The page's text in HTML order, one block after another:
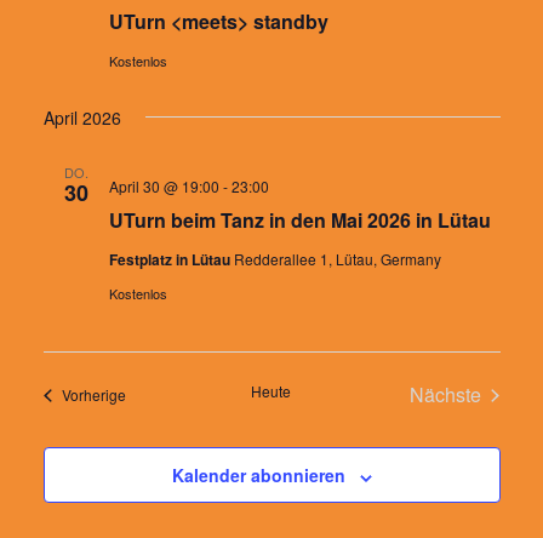
UTurn <meets> standby
Kostenlos
April 2026
DO.
30
UTurn beim Tanz in den Mai 2026 in Lütau
April 30 @ 19:00 -23:00
Festplatz in Lütau Redderallee 1, Lütau, Germany
Kostenlos
VorherigeVeranstaltungen Heute
Nächste
Kalender abonnieren